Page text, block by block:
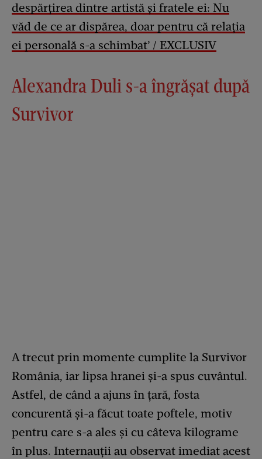
despărțirea dintre artistă și fratele ei: Nu
văd de ce ar dispărea, doar pentru că relația
ei personală s-a schimbat’ / EXCLUSIV
Alexandra Duli s-a îngrășat după
Survivor
A trecut prin momente cumplite la Survivor
România, iar lipsa hranei și-a spus cuvântul.
Astfel, de când a ajuns în țară, fosta
concurentă și-a făcut toate poftele, motiv
pentru care s-a ales și cu câteva kilograme
în plus. Internauții au observat imediat acest